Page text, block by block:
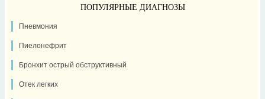
ПОПУЛЯРНЫЕ ДИАГНОЗЫ
Пневмония
Пиелонефрит
Бронхит острый обструктивный
Отек легких